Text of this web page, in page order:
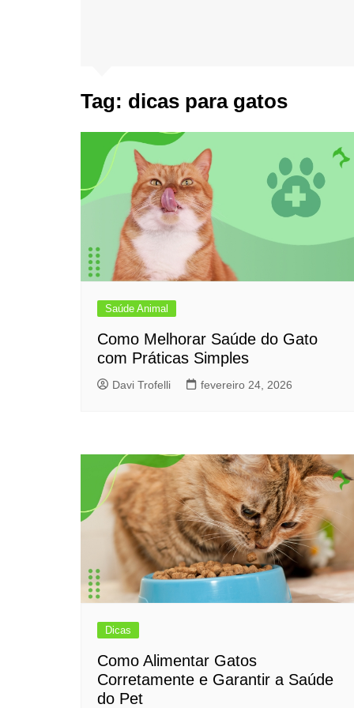
Tag: dicas para gatos
Saúde Animal
Como Melhorar Saúde do Gato
com Práticas Simples
Davi Trofelli fevereiro 24, 2026
Dicas
Como Alimentar Gatos
Corretamente e Garantir a Saúde
do Pet